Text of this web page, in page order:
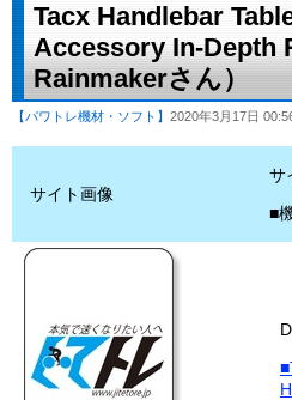
Tacx Handlebar
Accessory In-Depth
Rainmakerさん）
【パワトレ機材・ソフト】 2020年3月17日
サイト画像
サ
■